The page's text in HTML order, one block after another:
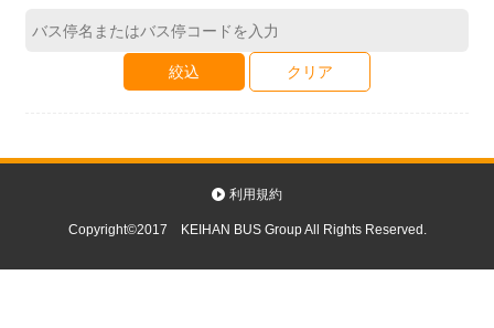
絞込 クリア
利用規約
Copyright©2017 KEIHAN BUS Group All Rights Reserved.